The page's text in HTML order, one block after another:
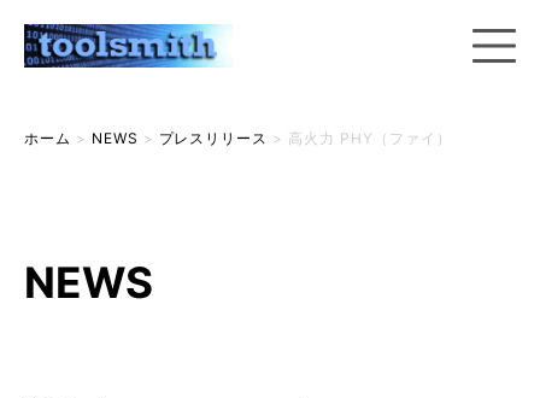
ホーム > NEWS > プレスリリース > 高火力 PHY（ファイ）
NEWS